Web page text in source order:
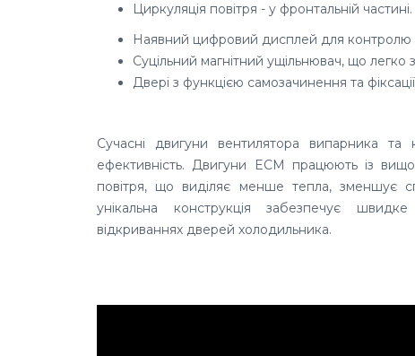
Циркуляція повітря - у фронтальній частині.
Наявний цифровий дисплей для контролю
Суцільний магнітний ущільнювач, що легко
Двері з функцією самозачинення та
Сучасні двигуни вентилятора випарника
ефективність. Двигуни ECM працюють із
повітря, що виділяє менше тепла, зменшує
унікальна конструкція забезпечує
відкриваннях дверей холодильника.